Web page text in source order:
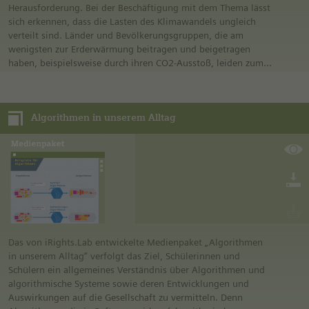
Herausforderung. Bei der Beschäftigung mit dem Thema lässt
sich erkennen, dass die Lasten des Klimawandels ungleich
verteilt sind. Länder und Bevölkerungsgruppen, die am
wenigsten zur Erderwärmung beitragen und beigetragen
haben, beispielsweise durch ihren CO2-Ausstoß, leiden zum
Klimawandel wird dabei nicht nur als Umweltproblem und
technische Herausforderung angesehen, sondern als ethisch-
politisches Thema.
Die Schülerinnen und Schüler sollen ein grundlegendes
Verständnis für die Begriffe Gerechtigkeit und
Klimagerechtigkeit entwickeln und in der Lage sein,
Definitionen für beide Begriffe zu liefern. Im Weiteren sollen
sie sich vertieft mit den verschiedenen Dimensionen der
Klimagerechtigkeit auseinandersetzen und verstehen, wie
Auswertung von Zahlen, Grafiken und Texten werden die
komplexen Herausforderungen und Zusammenhänge im
Bereich Klimagerechtigkeit erarbeitet.
Algorithmen in unserem Alltag
Das von iRights.Lab entwickelte Medienpaket „Algorithmen
in unserem Alltag“ verfolgt das Ziel, Schülerinnen und
Schülern ein allgemeines Verständnis über Algorithmen und
algorithmische Systeme sowie deren Entwicklungen und
Auswirkungen auf die Gesellschaft zu vermitteln. Denn